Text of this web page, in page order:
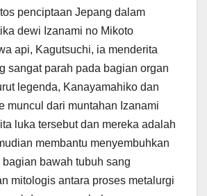
penciptaan Jepang dalam
dewi Izanami no Mikoto
api, Kagutsuchi, ia menderita
sangat parah pada bagian organ
legenda, Kanayamahiko dan
muncul dari muntahan Izanami
luka tersebut dan mereka adalah
membantu menyembuhkan
bagian bawah tubuh sang
mitologis antara proses metalurgi